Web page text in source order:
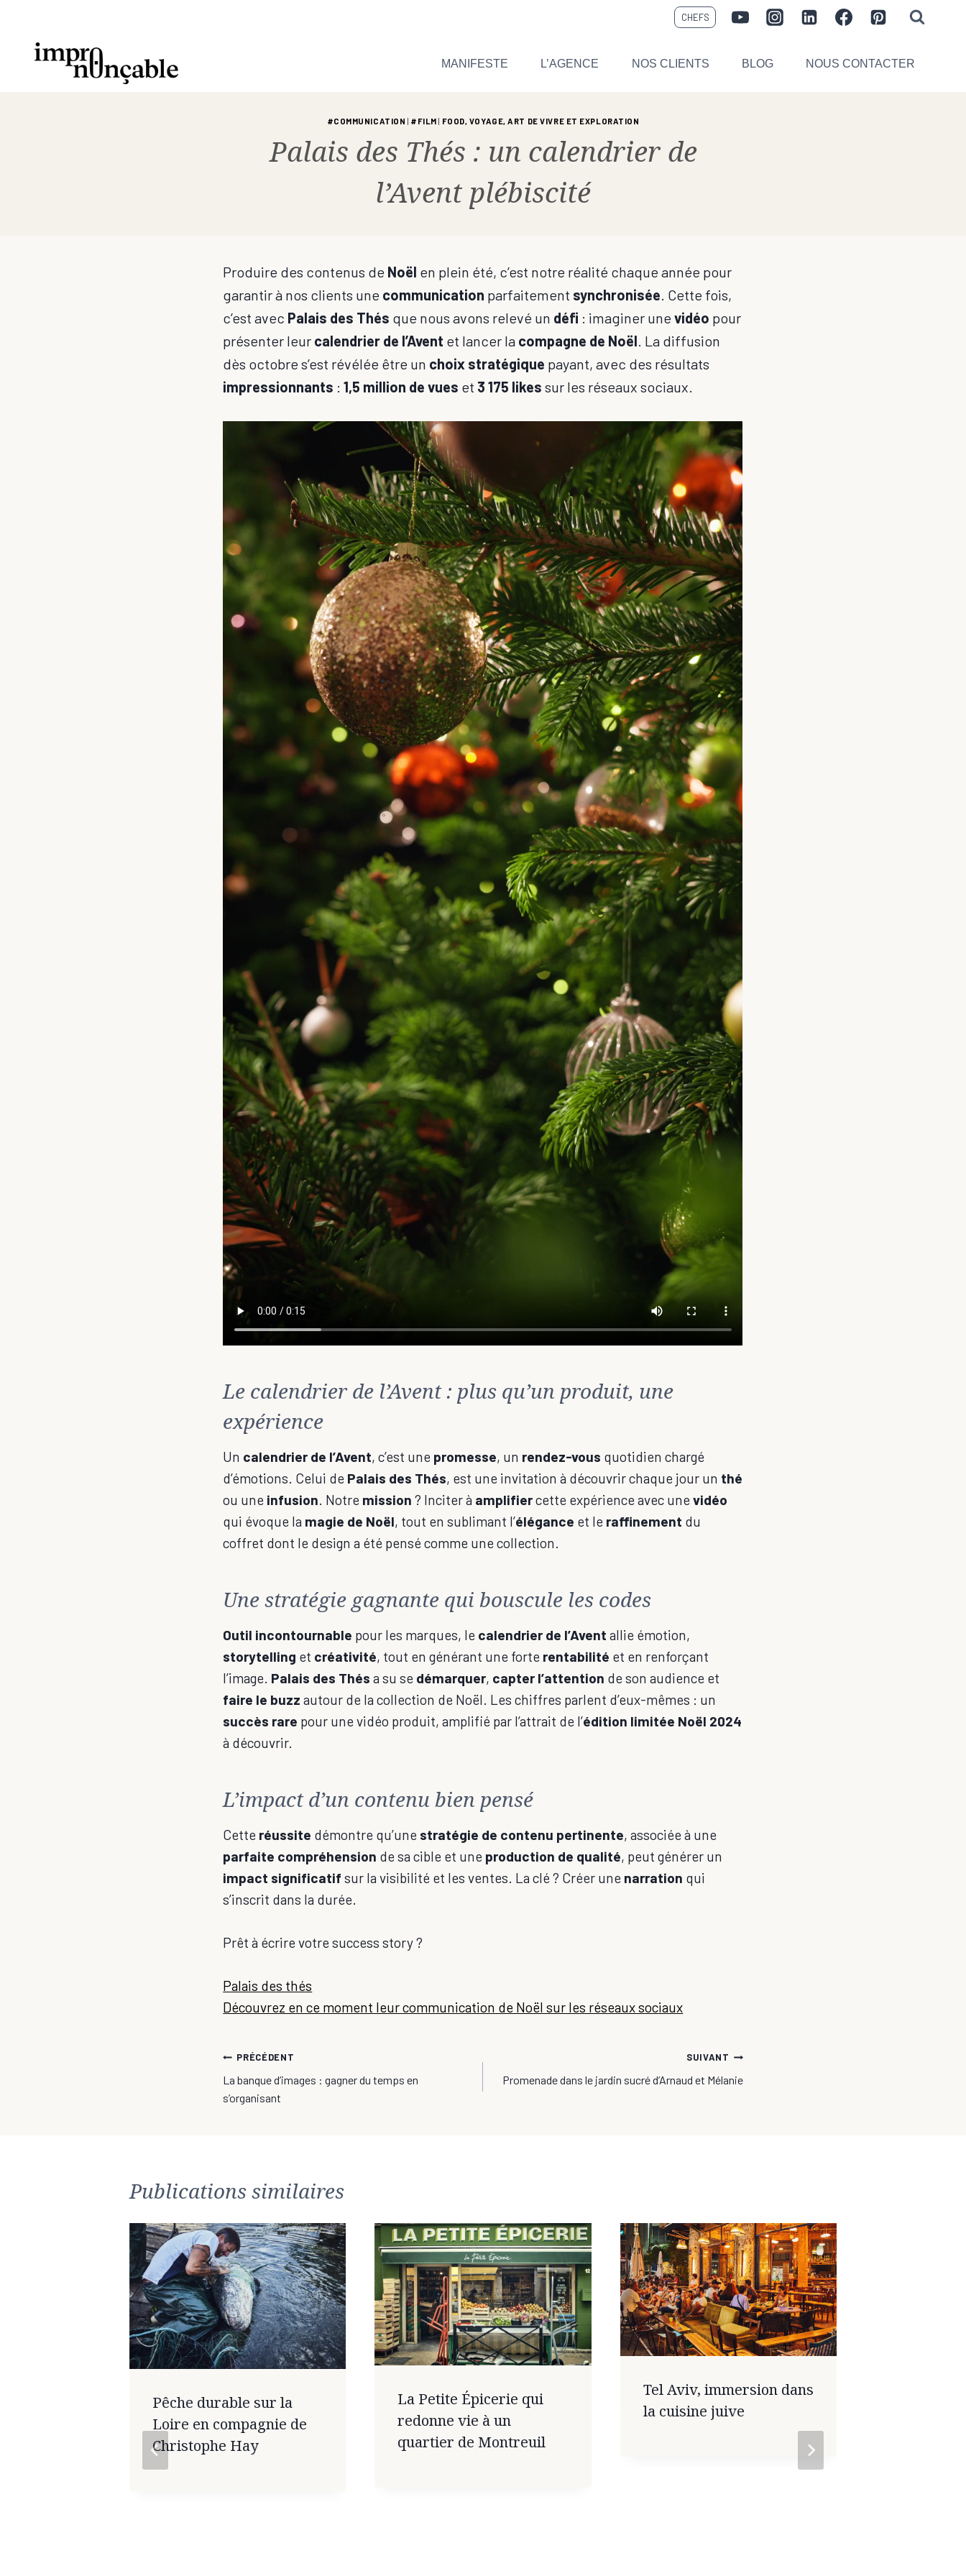
contenu
CHEFS
MANIFESTE L’AGENCE NOS CLIENTS BLOG NOUS CONTACTER
#COMMUNICATION | #FILM | FOOD, VOYAGE, ART DE VIVRE ET EXPLORATION
Palais des Thés : un calendrier de
l’Avent plébiscité
Produire des contenus de Noël en plein été, c’est notre réalité chaque année pour
garantir à nos clients une communication parfaitement synchronisée . Cette fois,
c’est avec Palais des Thés que nous avons relevé un défi : imaginer unevidéo pour
présenter leur calendrier de l’Avent et lancer la compagne de Noël . La diffusion
dès octobre s’est révélée être un choix stratégique payant, avec des résultats
impressionnants :1,5 million de vues et 3 175 likes sur les réseaux sociaux.
Le calendrier de l’Avent : plus qu’un produit, une
expérience
Un calendrier de l’Avent, c’est une promesse, un rendez-vous quotidien chargé
d’émotions. Celui de Palais des Thés, est une invitation à découvrir chaque jour un thé
ou une infusion. Notre mission ? Inciter à amplifiercette expérience avec unevidéo
qui évoque la magie de Noël, tout en sublimant l’élégance et le raffinement du
coffret dont le design a été pensé comme une collection.
Une stratégie gagnante qui bouscule les codes
Outil incontournable pour les marques, le calendrier de l’Avent allie émotion,
storytelling et créativité, tout en générant une forte rentabilité et en renforçant
l’image. Palais des Thés a su se démarquer, capter l’attention de son audience et
faire le buzz autour de la collection de Noël. Les chiffres parlent d’eux-mêmes : un
succès rare pour une vidéo produit, amplifié par l’attrait de l’édition limitée Noël 2024
à découvrir.
L’impact d’un contenu bien pensé
Cette réussite démontre qu’une stratégie de contenu pertinente, associée à une
parfaite compréhension de sa cible et une production de qualité, peut générer un
impact significatif sur la visibilité et les ventes. La clé ? Créer une narration qui
s’inscrit dans la durée⁠.
Prêt à écrire votre success story ?
Palais des thés
Découvrez en ce moment leur communication de Noël sur les réseaux sociaux
Navigation
de
PRÉCÉDENT
La banque d’images : gagner du temps en
s’organisant
SUIVANT
Promenade dans le jardin sucré d’Arnaud et Mélanie
Publications similaires
Pêche durable sur la
Loire en compagnie de
Christophe Hay
La Petite Épicerie qui
redonne vie à un
quartier de Montreuil
Tel Aviv, immersion dans
la cuisine juive